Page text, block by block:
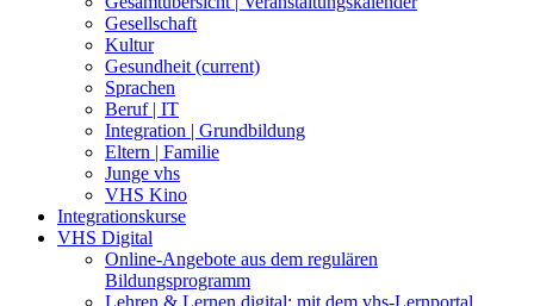
Gesellschaft
Kultur
Gesundheit (current)
Sprachen
Beruf | IT
Integration | Grundbildung
Eltern | Familie
Junge vhs
VHS Kino
Integrationskurse
VHS Digital
Online-Angebote aus dem regulären
Bildungsprogramm
Lehren & Lernen digital: mit dem vhs-Lernportal